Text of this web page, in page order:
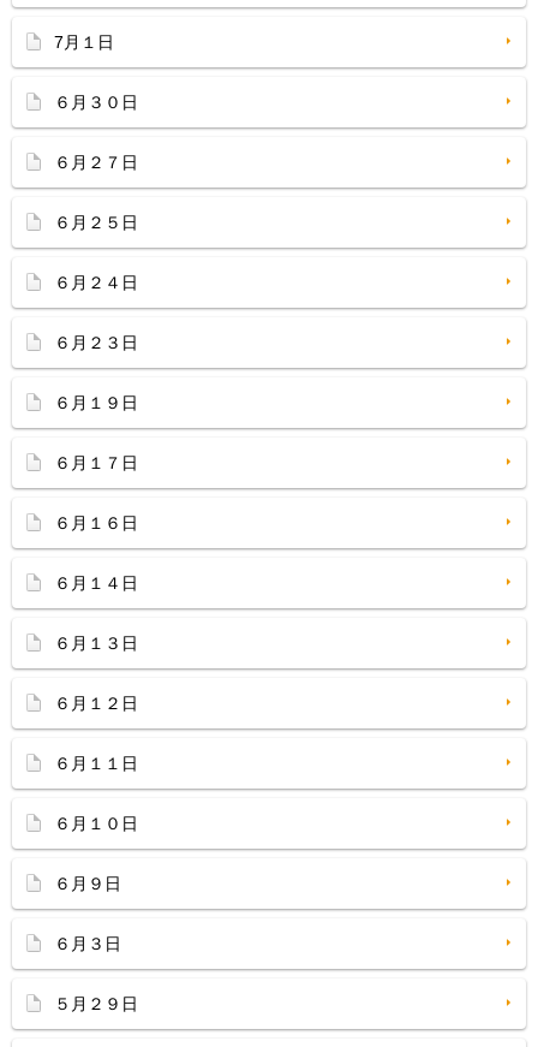
7月１日
６月３０日
６月２７日
６月２５日
６月２４日
６月２３日
６月１９日
６月１７日
６月１６日
６月１４日
６月１３日
６月１２日
６月１１日
６月１０日
６月９日
６月３日
５月２９日